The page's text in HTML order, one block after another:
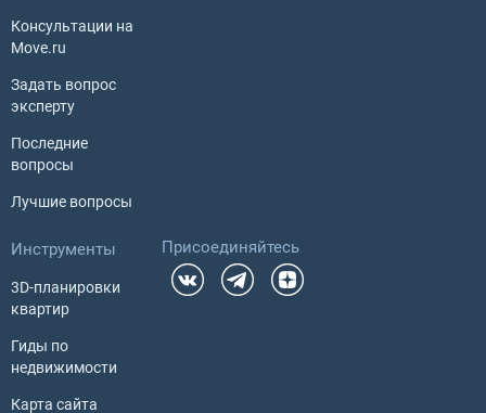
Консультации на
Move.ru
Задать вопрос
эксперту
Последние
вопросы
Лучшие вопросы
Инструменты
3D-планировки
квартир
Гиды по
недвижимости
Карта сайта
Присоединяйтесь